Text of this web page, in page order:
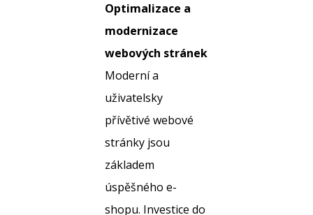
Optimalizace a
modernizace
webových stránek
Moderní a
uživatelsky
přívětivé webové
stránky jsou
základem
úspěšného e-
shopu. Investice do